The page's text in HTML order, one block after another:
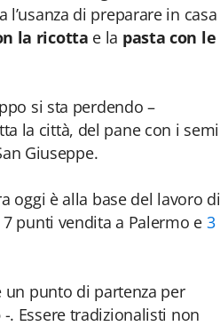
di preparare in casa
la ricotta e la pasta con le
si sta perdendo –
la città, del pane con i semi
Giuseppe.
oggi è alla base del lavoro di
punti vendita a Palermo e 3
punto di partenza per
-. Essere tradizionalisti non